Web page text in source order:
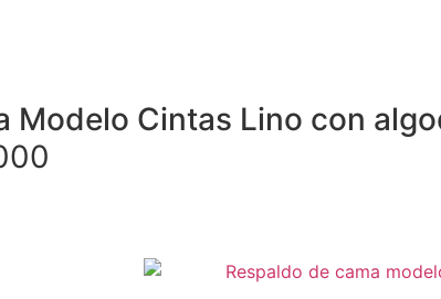
Modelo Cintas Lino con